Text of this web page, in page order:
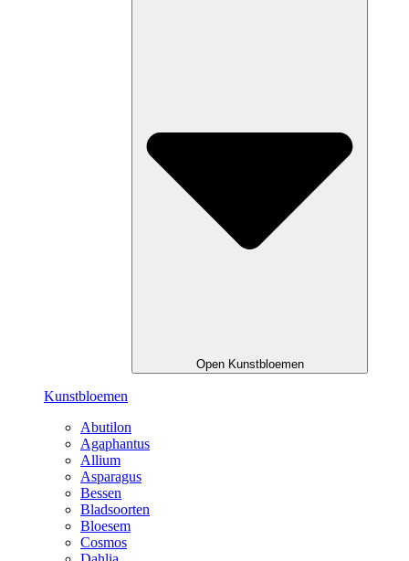
Open Kunstbloemen
Kunstbloemen
Abutilon
Agaphantus
Allium
Asparagus
Bessen
Bladsoorten
Bloesem
Cosmos